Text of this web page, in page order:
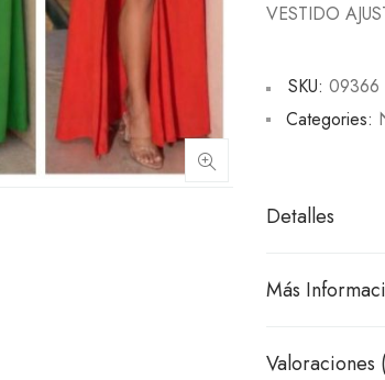
VESTIDO
SKU: 09366
Categories:
Detalles
Más
Valoraciones